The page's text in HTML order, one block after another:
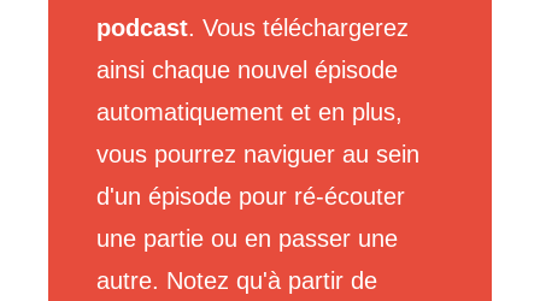
podcast. Vous téléchargerez
ainsi chaque nouvel épisode
automatiquement et en plus,
vous pourrez naviguer au sein
d'un épisode pour ré-écouter
une partie ou en passer une
autre. Notez qu'à partir de